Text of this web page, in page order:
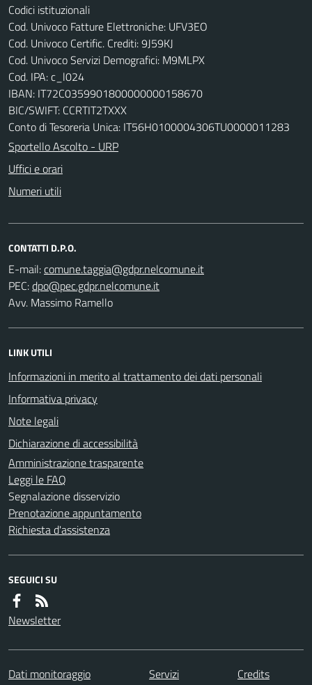
Codici istituzionali
Cod. Univoco Fatture Elettroniche: UFV3EO
Cod. Univoco Certific. Crediti: 9J59KJ
Cod. Univoco Servizi Demografici: M9MLPX
Cod. IPA: c_l024
IBAN: IT72C0359901800000000158670
BIC/SWIFT: CCRTIT2TXXX
Conto di Tesoreria Unica: IT56H0100004306TU0000011283
Sportello Ascolto - URP
Uffici e orari
Numeri utili
CONTATTI D.P.O.
E-mail:
PEC:
Avv. Massimo Ramello
LINK UTILI
Informazioni in merito al trattamento dei dati personali
Informativa privacy
Note legali
Dichiarazione di accessibilità
Amministrazione trasparente
Leggi le FAQ
Segnalazione disservizio
Prenotazione appuntamento
Richiesta d'assistenza
SEGUICI SU
Newsletter
Dati monitoraggio Servizi
Credits